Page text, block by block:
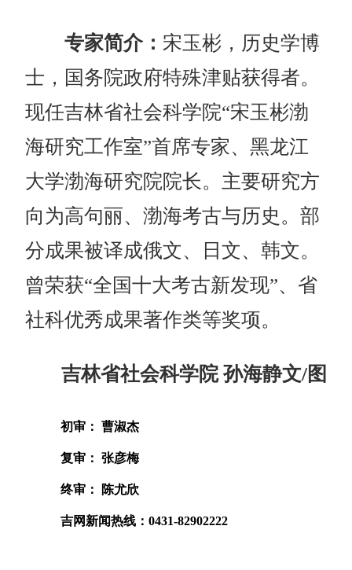
专家简介： 宋玉彬，历史学博
士，国务院政府特殊津贴获得者。
现任吉林省社会科学院“宋玉彬渤
海研究工作室”首席专家、黑龙江
大学渤海研究院院长。主要研究方
向为高句丽、渤海考古与历史。部
分成果被译成俄文、日文、韩文。
曾荣获“全国十大考古新发现”、省
社科优秀成果著作类等奖项。
吉林省社会科学院 孙海静文/图
初审： 曹淑杰
复审： 张彦梅
终审： 陈尤欣
吉网新闻热线：0431-82902222